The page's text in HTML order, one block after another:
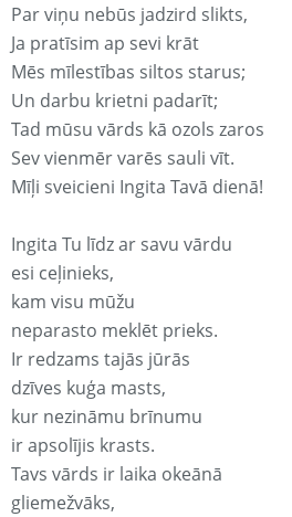
Par viņu nebūs jadzird slikts,
Ja pratīsim ap sevi krāt
Mēs mīlestības siltos starus;
Un darbu krietni padarīt;
Tad mūsu vārds kā ozols zaros
Sev vienmēr varēs sauli vīt.
Mīļi sveicieni Ingita Tavā dienā!
Ingita Tu līdz ar savu vārdu
esi ceļinieks,
kam visu mūžu
neparasto meklēt prieks.
Ir redzams tajās jūrās
dzīves kuģa masts,
kur nezināmu brīnumu
ir apsolījis krasts.
Tavs vārds ir laika okeānā
gliemežvāks,